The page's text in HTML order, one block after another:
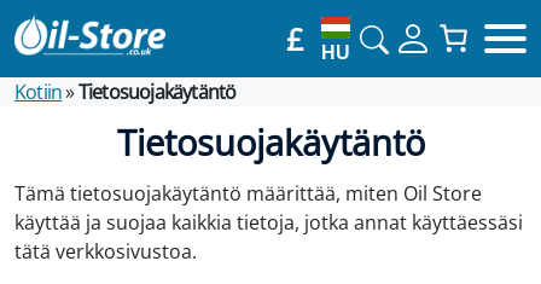
£ HU
Kotiin»Tietosuojakäytäntö
Tietosuojakäytäntö
Tämä tietosuojakäytäntö määrittää, miten Oil Store
käyttää ja suojaa kaikkia tietoja, jotka annat käyttäessäsi
tätä verkkosivustoa.